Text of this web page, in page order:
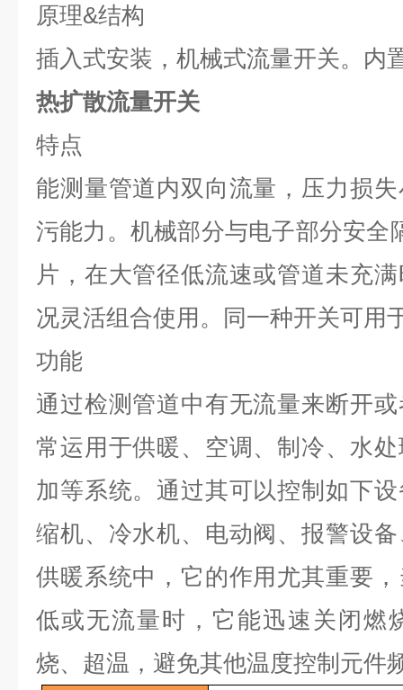
原理&结构
插入式安装，机械式流量开关。内
热扩散流量开关
特点
能测量管道内双向流量，压力损
污能力。机械部分与电子部分安全
片，在大管径低流速或管道未充
况灵活组合使用。同一种开关可用
功能
通过检测管道中有无流量来断开
常运用于供暖、空调、制冷、水
加等系统。通过其可以控制如下
缩机、冷水机、电动阀、报警设
供暖系统中，它的作用尤其重要
低或无流量时，它能迅速关闭燃
烧、超温，避免其他温度控制元件